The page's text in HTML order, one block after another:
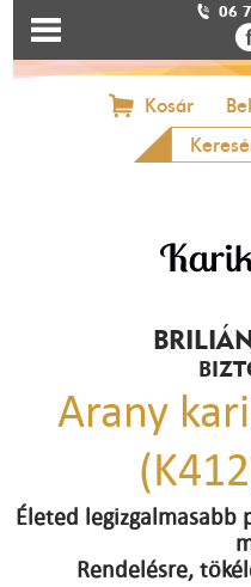
06
Kosár
Arany
Életed legizgalmasabb
Rendelésre,